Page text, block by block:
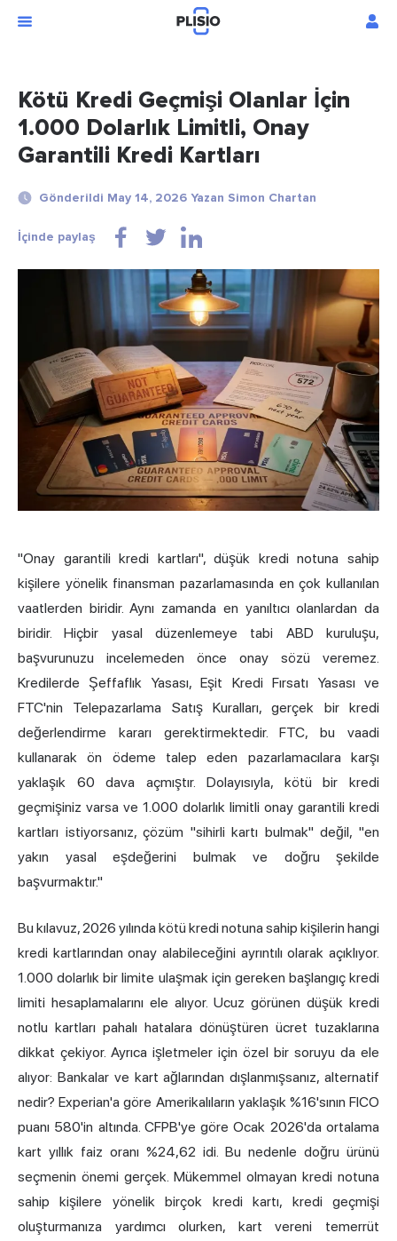
Kötü Kredi Geçmişi Olanlar İçin
1.000 Dolarlık Limitli, Onay
Garantili Kredi Kartları
Gönderildi May 14, 2026 Yazan Simon Chartan
İçinde paylaş
"Onay garantili kredi kartları", düşük kredi notuna sahip
kişilere yönelik finansman pazarlamasında en çok kullanılan
vaatlerden biridir. Aynı zamanda en yanıltıcı olanlardan da
biridir. Hiçbir yasal düzenlemeye tabi ABD kuruluşu,
başvurunuzu incelemeden önce onay sözü veremez.
Kredilerde Şeffaflık Yasası, Eşit Kredi Fırsatı Yasası ve
FTC'nin Telepazarlama Satış Kuralları, gerçek bir kredi
değerlendirme kararı gerektirmektedir. FTC, bu vaadi
kullanarak ön ödeme talep eden pazarlamacılara karşı
yaklaşık 60 dava açmıştır. Dolayısıyla, kötü bir kredi
geçmişiniz varsa ve 1.000 dolarlık limitli onay garantili kredi
kartları istiyorsanız, çözüm "sihirli kartı bulmak" değil, "en
yakın yasal eşdeğerini bulmak ve doğru şekilde
başvurmaktır."
Bu kılavuz, 2026 yılında kötü kredi notuna sahip kişilerin hangi
kredi kartlarından onay alabileceğini ayrıntılı olarak açıklıyor.
1.000 dolarlık bir limite ulaşmak için gereken başlangıç kredi
limiti hesaplamalarını ele alıyor. Ucuz görünen düşük kredi
notlu kartları pahalı hatalara dönüştüren ücret tuzaklarına
dikkat çekiyor. Ayrıca işletmeler için özel bir soruyu da ele
alıyor: Bankalar ve kart ağlarından dışlanmışsanız, alternatif
nedir? Experian'a göre Amerikalıların yaklaşık %16'sının FICO
puanı 580'in altında. CFPB'ye göre Ocak 2026'da ortalama
kart yıllık faiz oranı %24,62 idi. Bu nedenle doğru ürünü
seçmenin önemi gerçek. Mükemmel olmayan kredi notuna
sahip kişilere yönelik birçok kredi kartı, kredi geçmişi
oluşturmanıza yardımcı olurken, kart vereni temerrüt